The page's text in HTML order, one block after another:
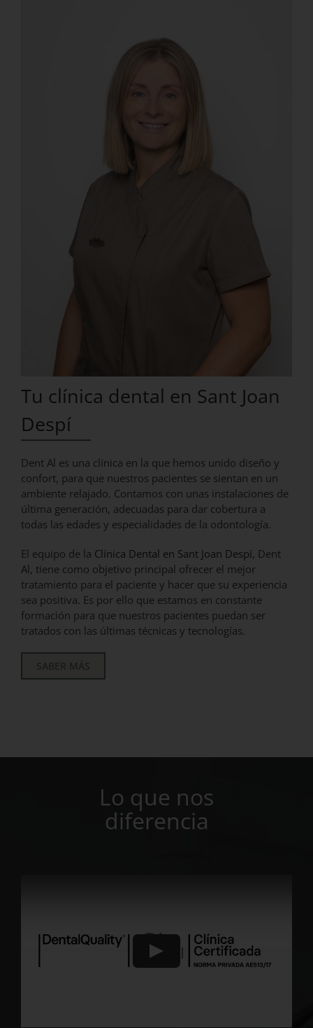
Tu clínica dental en Sant Joan
Despí
Dent Al es una clínica en la que hemos unido diseño y
confort, para que nuestros pacientes se sientan en un
ambiente relajado. Contamos con unas instalaciones de
última generación, adecuadas para dar cobertura a
todas las edades y especialidades de la odontología.
El equipo de la Clínica Dental en Sant Joan Despí, Dent
Al, tiene como objetivo principal ofrecer el mejor
tratamiento para el paciente y hacer que su experiencia
sea positiva. Es por ello que estamos en constante
formación para que nuestros pacientes puedan ser
tratados con las últimas técnicas y tecnologías.
SABER MÁS
Lo que nos
diferencia